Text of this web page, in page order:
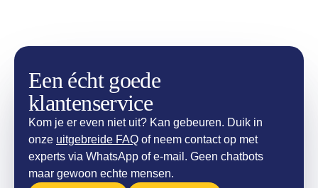
Een écht goede
klantenservice
Kom je er even niet uit? Kan gebeuren. Duik in
onze uitgebreide FAQ of neem contact op met
experts via WhatsApp of e-mail. Geen chatbots
maar gewoon echte mensen.